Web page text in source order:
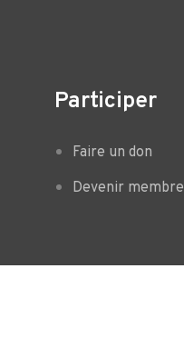
Participer
Faire un don
Devenir membre